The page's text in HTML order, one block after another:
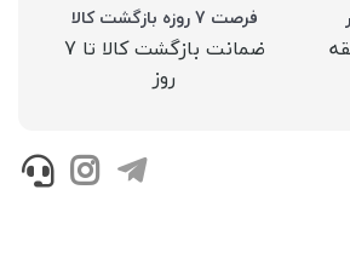
فرصت 7 روزه بازگشت کالا
ضمانت بازگشت کالا تا 7
روز